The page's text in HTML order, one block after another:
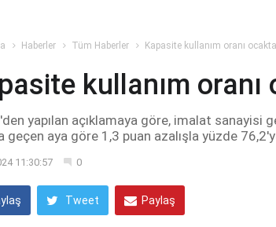
Haberler Tüm Haberler Kapasite kullanım oranı
kullanım
yapılan açıklamaya göre, imalat sanayisi
geçen aya göre 1,3 puan azalışla yüzde
11:30:57 0
Tweet Paylaş